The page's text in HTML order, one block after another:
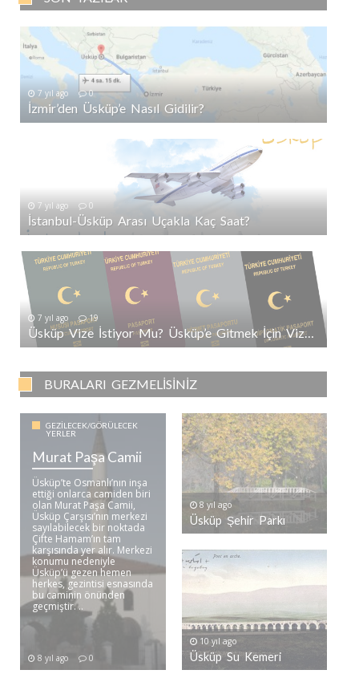
7 yıl ago 0
İzmir’den Üsküp’e Nasıl Gidilir?
7 yıl ago 0
İstanbul-Üsküp Arası Uçakla Kaç Saat?
7 yıl ago 19
Üsküp Vize İstiyor Mu? Üsküp’e Gitmek İçin Vize Gerekli Mi?
BURALARI GEZMELISINIZ
GEZILECEK/GÖRÜLECEK
YERLER
Murat Paşa Camii
Üsküp’te Osmanlı’nın inşa
ettiği onlarca camiden biri
olan Murat Paşa Camii,
Üsküp Çarşısı’nın merkezi
sayılabilecek bir noktada
Çifte Hamam’ın tam
karşısında yer alır. Merkezi
konumu nedeniyle
Üsküp’ü gezen hemen
herkes, gezintisi esnasında
bu caminin önünden
geçmiştir. ..
8 yıl ago 0
8 yıl ago
Üsküp Şehir Parkı
10 yıl ago
Üsküp Su Kemeri